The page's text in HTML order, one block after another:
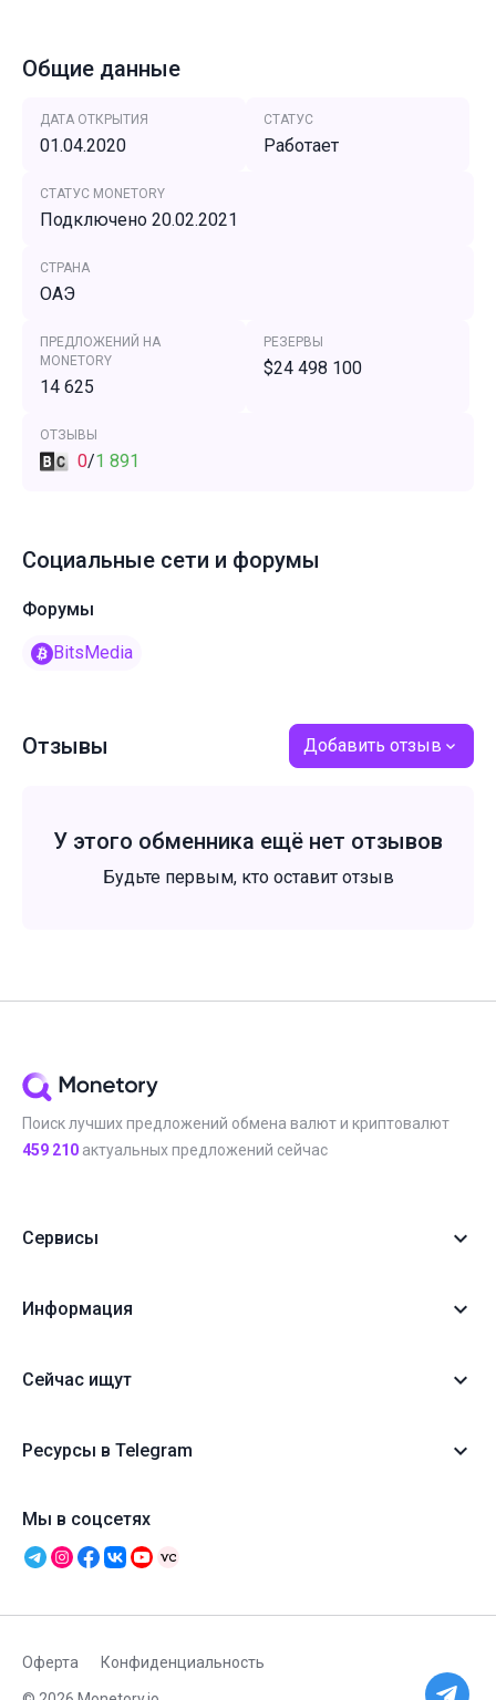
Общие данные
ДАТА ОТКРЫТИЯ
01.04.2020
СТАТУС
Работает
СТАТУС MONETORY
Подключено 20.02.2021
СТРАНА
ОАЭ
ПРЕДЛОЖЕНИЙ НА
MONETORY
14 625
РЕЗЕРВЫ
$24 498 100
ОТЗЫВЫ
0/1 891
Социальные сети и форумы
Форумы
BitsMedia
Отзывы Добавить отзыв
У этого обменника ещё нет отзывов
Будьте первым, кто оставит отзыв
Поиск лучших предложений обмена валют и криптовалют
459 210 актуальных предложений сейчас
Сервисы
Информация
Сейчас ищут
Ресурсы в Telegram
Мы в соцсетях
Оферта Конфиденциальность